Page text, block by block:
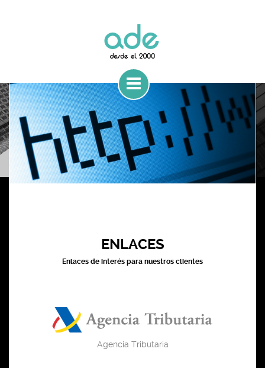
ENLACES
Enlaces de interés para nuestros clientes
Agencia Tributaria